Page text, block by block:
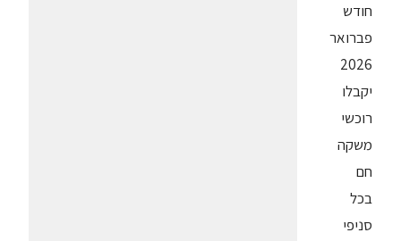
חודש
פברואר
2026
יקבלו
רוכשי
משקה
חם
בכל
סניפי